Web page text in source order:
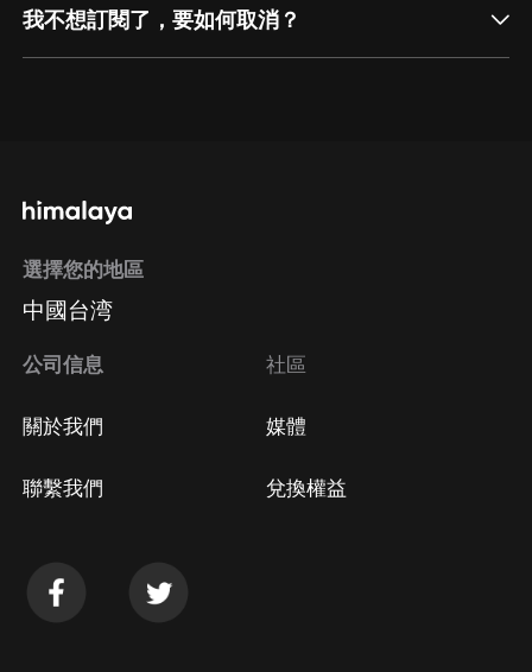
我不想訂閱了，要如何取消？
方法 Google Play取消訂閱方法
選擇您的地區
中國台湾
公司信息
關於我們
聯繫我們
社區
媒體
兌換權益